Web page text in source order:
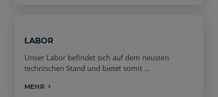
LABOR
Unser Labor befindet sich auf dem neusten
technischen Stand und bietet somit ...
MEHR